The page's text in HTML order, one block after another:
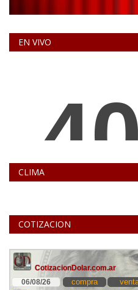
EN VIVO
CLIMA
COTIZACION